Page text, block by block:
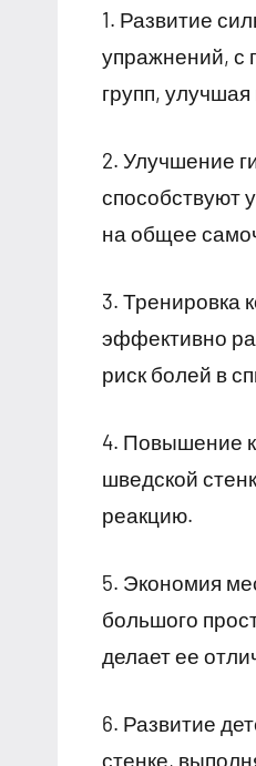
1. Развитие
упражнений, с
групп,
2. Улучшение
способствуют
на общее
3. Тренировка
эффективно
риск болей в
4. Повышение
шведской
реакцию.
5. Экономия
большого
делает ее
6. Развитие
стенке,